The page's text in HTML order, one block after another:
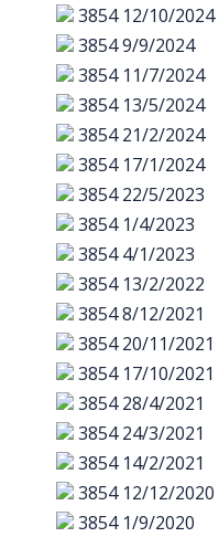
3854 12/10/2024
38549/9/2024
3854 11/7/2024
3854 13/5/2024
3854 21/2/2024
3854 17/1/2024
3854 22/5/2023
3854 1/4/2023
3854 4/1/2023
3854 13/2/2022
38548/12/2021
3854 20/11/2021
3854 17/10/2021
3854 28/4/2021
3854 24/3/2021
3854 14/2/2021
3854 12/12/2020
3854 1/9/2020